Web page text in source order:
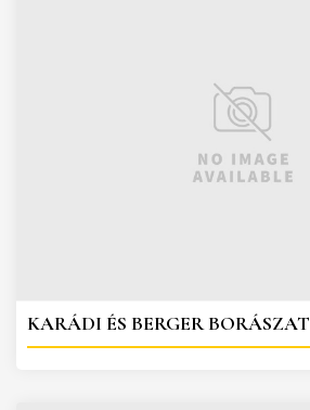
KARÁDI ÉS BERGER BORÁSZAT